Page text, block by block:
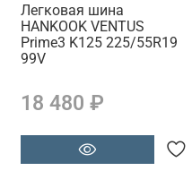
Легковая шина
HANKOOK VENTUS
Prime3 K125 225/55R19
99V
18 480 ₽